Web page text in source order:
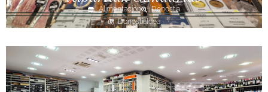
Alimentación
Donostia
Donostialdea